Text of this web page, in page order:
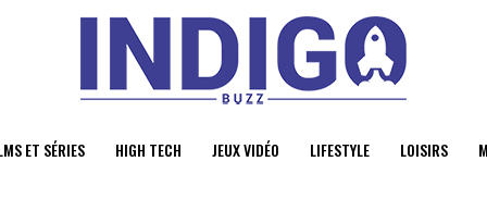
ET SÉRIES HIGH TECH JEUX VIDÉO LIFESTYLE LOISIRS